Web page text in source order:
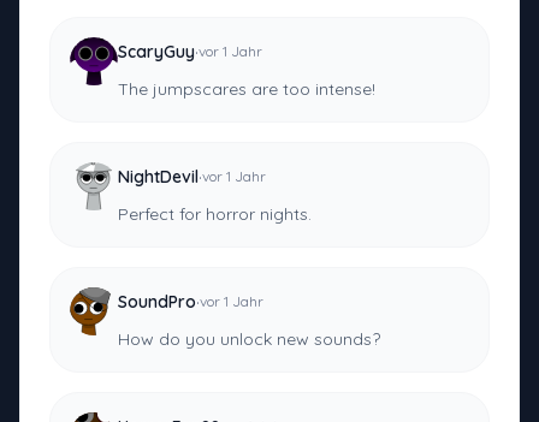
ScaryGuy·vor 1 Jahr
The jumpscares are too intense!
NightDevil·vor 1 Jahr
Perfect for horror nights.
SoundPro·vor 1 Jahr
How do you unlock new sounds?